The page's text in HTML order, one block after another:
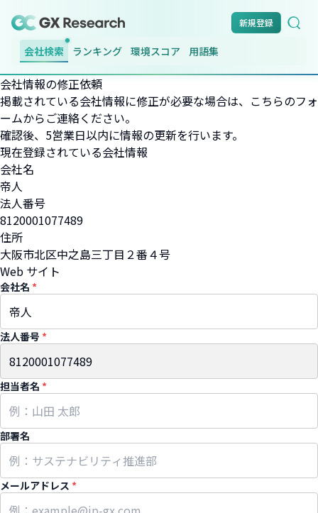
新規登録
会社検索 ランキング 環境スコア 用語集
会社情報の修正依頼
掲載されている会社情報に修正が必要な場合は、こちらのフォ
ームからご連絡ください。
確認後、5営業日以内に情報の更新を行います。
現在登録されている会社情報
会社名
帝人
法人番号
8120001077489
住所
大阪市北区中之島三丁目２番４号
Web サイト
会社名 *
法人番号 *
担当者名 *
部署名
メールアドレス *